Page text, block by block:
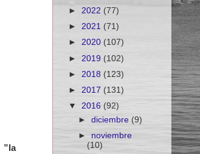
”la
► 2022 (77)
► 2021 (71)
► 2020 (107)
► 2019 (102)
► 2018 (123)
► 2017 (131)
▼ 2016 (92)
►diciembre(9)
► noviembre
(10)